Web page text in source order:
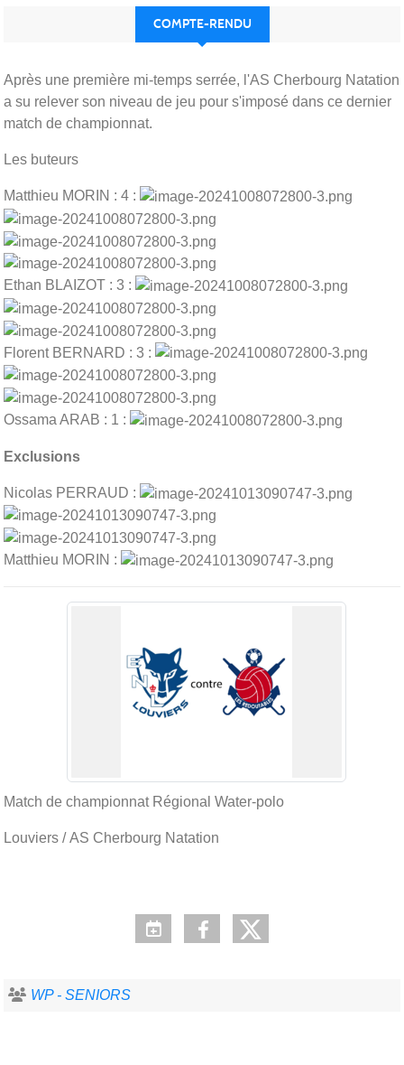
COMPTE-RENDU
Après une première mi-temps serrée, l'AS Cherbourg Natation
a su relever son niveau de jeu pour s'imposé dans ce dernier
match de championnat.
Les buteurs
Matthieu MORIN : 4 :
Ethan BLAIZOT : 3 :
Florent BERNARD : 3 :
Ossama ARAB : 1 :
Exclusions
Nicolas PERRAUD :
Matthieu MORIN :
Match de championnat Régional Water-polo
Louviers / AS Cherbourg Natation
WP - SENIORS